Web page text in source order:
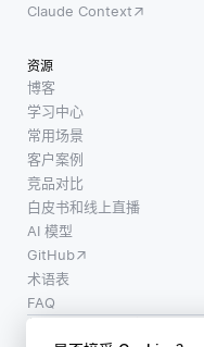
Claude Context
资源
博客
学习中心
常用场景
客户案例
竞品对比
白皮书和线上直播
AI 模型
GitHub
术语表
FAQ
使用条款
LF AI、LF AI & Data、